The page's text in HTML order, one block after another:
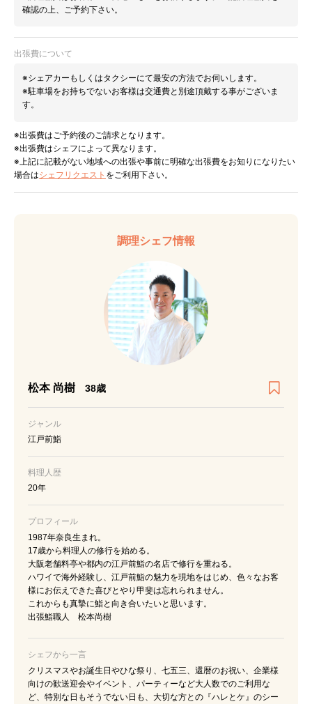
確認の上、ご予約下さい。
出張費について
※シェアカーもしくはタクシーにて最安の方法でお伺いします。
※駐車場をお持ちでないお客様は交通費と別途頂戴する事がございま
す。
※出張費はご予約後のご請求となります。
※出張費はシェフによって異なります。
※上記に記載がない地域への出張や事前に明確な出張費をお知りになりたい
場合はシェフリクエスト をご利用下さい。
調理シェフ情報
松本 尚樹 38歳
ジャンル
江戸前鮨
料理人歴
20年
プロフィール
1987年奈良生まれ。
17歳から料理人の修行を始める。
大阪老舗料亭や都内の江戸前鮨の名店で修行を重ねる。
ハワイで海外経験し、江戸前鮨の魅力を現地をはじめ、色々なお客
様にお伝えできた喜びとやり甲斐は忘れられません。
これからも真摯に鮨と向き合いたいと思います。
出張鮨職人 松本尚樹
シェフから一言
クリスマスやお誕生日やひな祭り、七五三、還暦のお祝い、企業様
向けの歓送迎会やイベント、パーティーなど大人数でのご利用な
ど、特別な日もそうでない日も、大切な方との『ハレとケ』のシー